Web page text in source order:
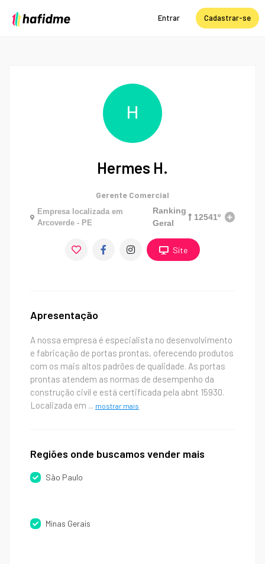
Entrar Cadastrar-se
H
Hermes H.
Gerente Comercial
Empresa localizada em
Arcoverde - PE
Ranking
Geral
12541º
Site
Apresentação
A nossa empresa é especialista no desenvolvimento
e fabricação de portas prontas, oferecendo produtos
com os mais altos padrões de qualidade. As portas
prontas atendem as normas de desempenho da
construção civíl e está certificada pela abnt 15930.
Localizada em ... mostrar mais
Regiões onde buscamos vender mais
São Paulo
Minas Gerais